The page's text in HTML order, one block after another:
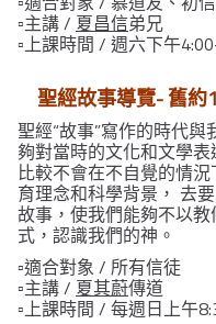
▫️主講 / 夏昌信弟兄
▫️上課時間 / 週六下午
聖經故事導覽- 舊約1
聖經“故事”寫作的時代
夠對當時的文化和文學
比較不會在不自覺的情
育理念和科學背景， 去
故事，使我們能夠不以
式，認識我們的神。
▫️適合對象 / 所有信徒
▫️主講 / 夏其蔚傳道
▫️上課時間 / 每週日上午